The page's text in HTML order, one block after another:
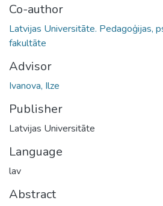
Co-author
Latvijas Universitāte. Pedagoģijas,
fakultāte
Advisor
Ivanova, Ilze
Publisher
Latvijas Universitāte
Language
lav
Abstract